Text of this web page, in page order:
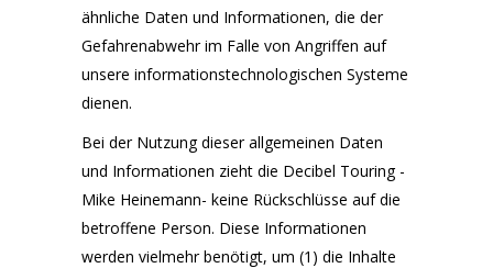
ähnliche Daten und Informationen, die der
Gefahrenabwehr im Falle von Angriffen auf
unsere informationstechnologischen Systeme
dienen.
Bei der Nutzung dieser allgemeinen Daten
und Informationen zieht die Decibel Touring -
Mike Heinemann- keine Rückschlüsse auf die
betroffene Person. Diese Informationen
werden vielmehr benötigt, um (1) die Inhalte